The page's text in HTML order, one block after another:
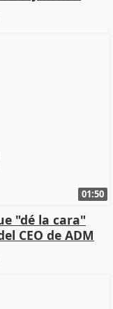
01:50
"dé la cara"
CEO de ADM